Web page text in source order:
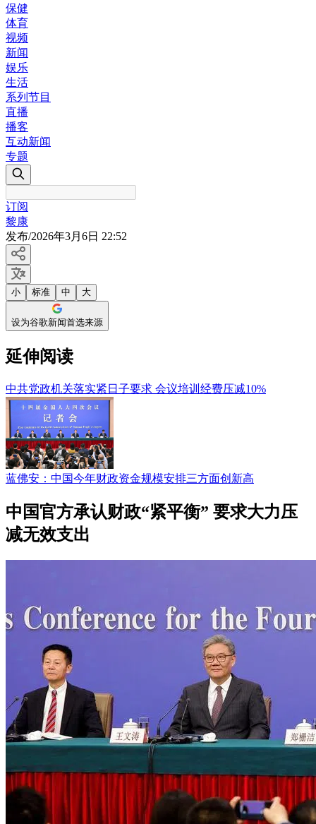
保健
体育
视频
新闻
娱乐
生活
系列节目
直播
播客
互动新闻
专题
订阅
黎康
发布/2026年3月6日 22:52
小 标准 中 大
设为谷歌新闻首选来源
延伸阅读
中共党政机关落实紧日子要求 会议培训经费压减10%
蓝佛安：中国今年财政资金规模安排三方面创新高
中国官方承认财政“紧平衡” 要求大力压
减无效支出